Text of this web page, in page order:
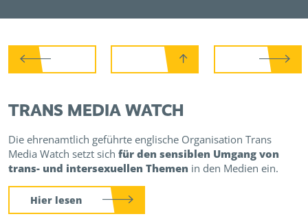
TRANS MEDIA WATCH
Die ehrenamtlich geführte englische Organisation Trans
Media Watch setzt sich für den sensiblen Umgang von
trans- und intersexuellen Themen in den Medien ein.
Hier lesen